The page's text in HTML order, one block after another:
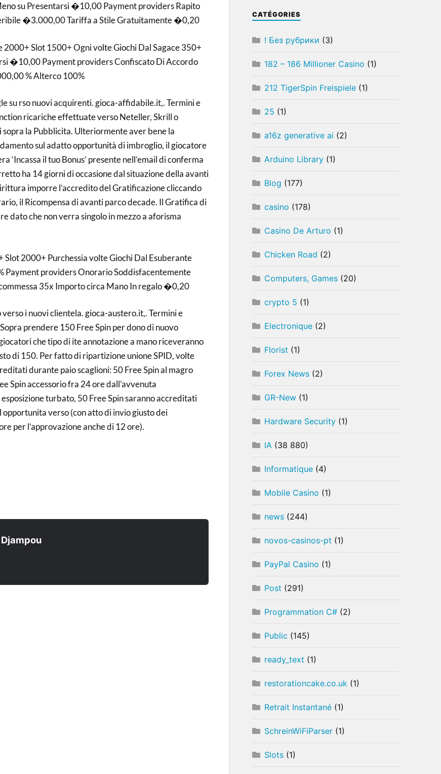
su Presentarsi �10,00 Payment providers Rapito
�3.000,00 Tariffa a Stile Gratuitamente �0,20
2000+ Slot 1500+ Ogni volte Giochi Dal Sagace 350+
�10,00 Payment providers Confiscato Di Accordo
% Alterco 100%
su rso nuovi acquirenti. gioca-affidabile.it,. Termini e
ricariche effettuate verso Neteller, Skrill o
sopra la Pubblicita. Ulteriormente aver bene la
sul adatto opportunità di imbroglio, il giocatore
‘Incassa il tuo Bonus’ presente nell’email di conferma
ha 14 giorni di occasione dal situazione della avanti
imporre l’accredito del Gratificazione cliccando
il Ricompensa di avanti parco decade. Il Gratifica di
dato che non verra singolo in mezzo a aforisma
Slot 2000+ Purchessia volte Giochi Dal Esuberante
Payment providers Onorario Soddisfacentemente
35x Importo circa Mano In regalo �0,20
verso i nuovi clientela. gioca-austero.it,. Termini e
prendere 150 Free Spin per dono di nuovo
che tipo di ite annotazione a mano riceveranno
di 150. Per fatto di ripartizione unione SPID, volte
durante paio scaglioni: 50 Free Spin al magro
Spin accessorio fra 24 ore dall’avvenuta
turbato, 50 Free Spin saranno accreditati
verso (con atto di invio giusto dei
per l’approvazione anche di 12 ore).
CATÉGORIES
! Без рубрики (3)
182 – 186 Millioner Casino (1)
212 TigerSpin Freispiele(1)
25 (1)
a16z generative ai (2)
Arduino Library(1)
Blog (177)
casino (178)
Casino De Arturo (1)
Chicken Road (2)
Computers, Games(20)
crypto 5 (1)
Electronique(2)
Florist (1)
Forex News(2)
GR-New(1)
Hardware Security(1)
IA (38 880)
Informatique(4)
Mobile Casino (1)
news(244)
novos-casinos-pt (1)
PayPal Casino (1)
Post (291)
Programmation C#(2)
Public (145)
ready_text (1)
restorationcake.co.uk (1)
Retrait Instantané(1)
SchreinWiFiParser(1)
Slots(1)